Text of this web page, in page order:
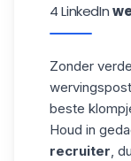
4 LinkedIn
Zonder
beste
Houd in
recruiter ,